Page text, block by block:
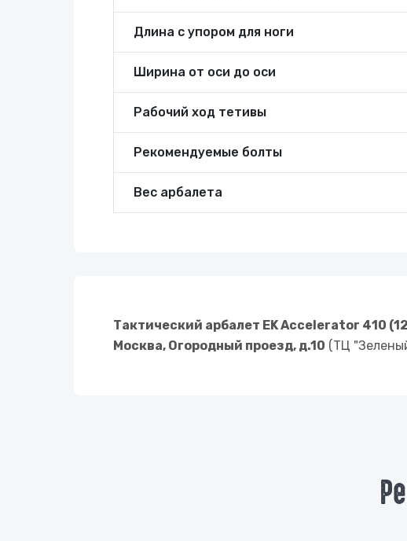
Длина с упором для ноги
Ширина от оси до оси
Рабочий ход тетивы
Рекомендуемые болты
Вес арбалета
Тактический арбалет EK Accelerator 410
Москва, Огородный проезд, д.10 (ТЦ